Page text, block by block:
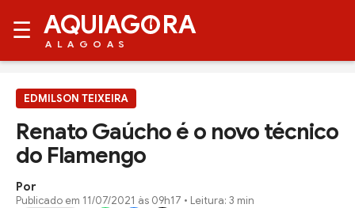
☰ AQUIAG RA
ALAGOAS
EDMILSON TEIXEIRA
Renato Gaúcho é o novo técnico
do Flamengo
Por
Publicado em 11/07/2021 às 09h17 • Leitura: 3 min